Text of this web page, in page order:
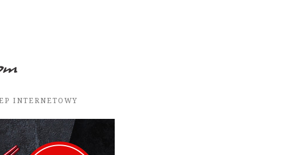
INTERNETOWY